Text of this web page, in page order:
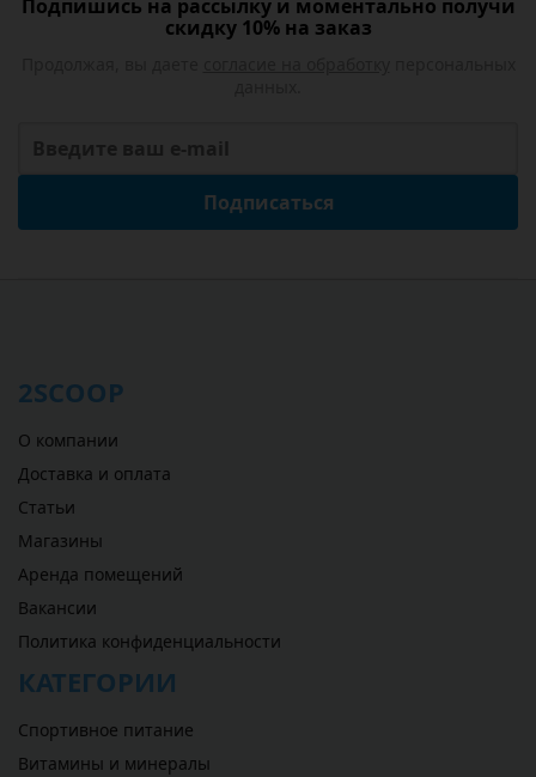
Подпишись на рассылку и моментально получи
скидку 10% на заказ
Подписаться
2SCOOP
О компании
Доставка и оплата
Статьи
Магазины
Аренда помещений
Вакансии
Политика конфиденциальности
КАТЕГОРИИ
Спортивное питание
Витамины и минералы